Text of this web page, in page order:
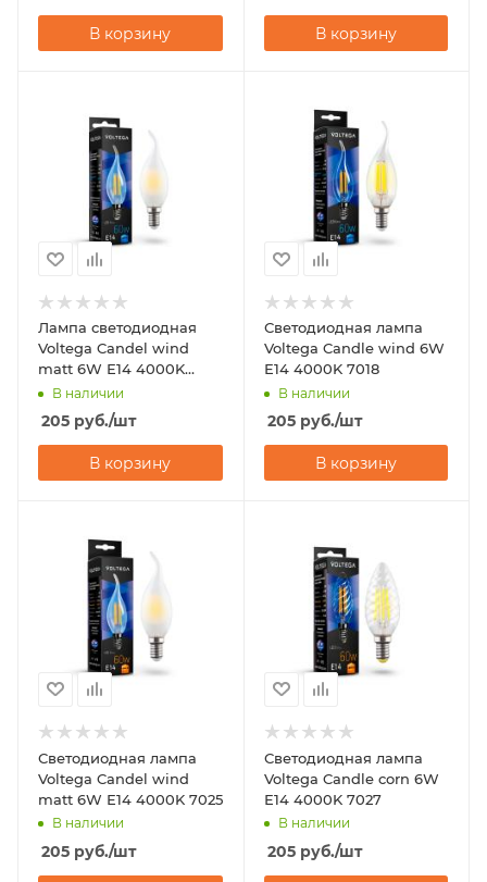
В корзину В корзину
Лампа светодиодная
Voltega Candel wind
matt 6W Е14 4000K
7026В наличии
205 руб./шт
В корзину
Светодиодная лампа
Voltega Candle wind 6W
Е14 4000K 7018
В наличии
205руб./шт
В корзину
Светодиодная лампа
Voltega Candel wind
matt 6W Е14 4000K 7025
В наличии
205 руб./шт
Светодиодная лампа
Voltega Candle corn 6W
Е14 4000K 7027
В наличии
205руб./шт